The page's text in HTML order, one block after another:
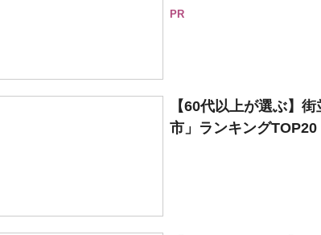
PR
【60代以上が選ぶ】
市」ランキングTOP20